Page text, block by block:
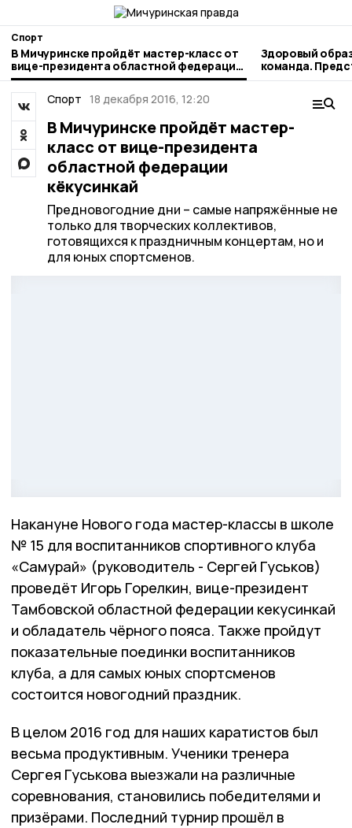
Спорт
В Мичуринске пройдёт мастер-класс от
вице-президента областной федерации
кёкусинкай
Здоровый
команда.
наукограда
Спорт 18 декабря 2016, 12:20
В Мичуринске пройдёт мастер-
класс от вице-президента
областной федерации
кёкусинкай
Предновогодние дни – самые напряжённые не
только для творческих коллективов,
готовящихся к праздничным концертам, но и
для юных спортсменов.
Накануне Нового года мастер-классы в школе
№ 15 для воспитанников спортивного клуба
«Самурай» (руководитель - Сергей Гуськов)
проведёт Игорь Горелкин, вице-президент
Тамбовской областной федерации кекусинкай
и обладатель чёрного пояса. Также пройдут
показательные поединки воспитанников
клуба, а для самых юных спортсменов
состоится новогодний праздник.
В целом 2016 год для наших каратистов был
весьма продуктивным. Ученики тренера
Сергея Гуськова выезжали на различные
соревнования, становились победителями и
призёрами. Последний турнир прошёл в